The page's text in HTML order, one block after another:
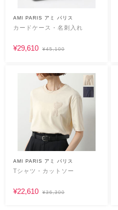
AMI PARIS アミ パリス
カードケース・名刺入れ
¥29,610 ¥45,100
AMI PARIS アミ パリス
Tシャツ・カットソー
¥22,610 ¥36,300